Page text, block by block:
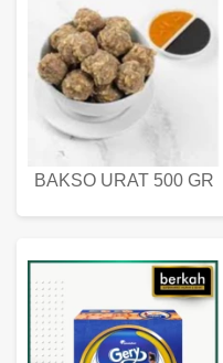
BAKSO URAT 500 GR